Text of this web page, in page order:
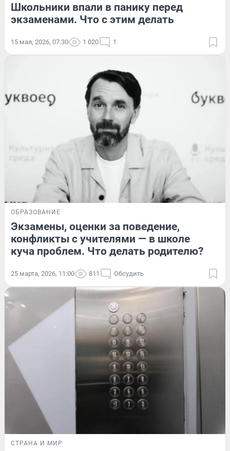
Школьники впали в панику перед
экзаменами. Что с этим делать
15 мая, 2026, 07:30 1 020 1
ОБРАЗОВАНИЕ
Экзамены, оценки за поведение,
конфликты с учителями — в школе
куча проблем. Что делать родителю?
25 марта, 2026, 11:00 811 Обсудить
СТРАНА И МИР